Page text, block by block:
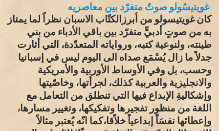
غويتيسُولو صوتٌ متفرّد بين معاصريه
كان غويتيسولو من أبرزالكتّاب الاسبان نظراً لما يمتاز
به من صوتٍ أدبيٍّ متفرّد بين باقي الأدباء من بني
طينته، ولنوعية كتبه، ورواياته المتعدّدة، التي أثارت
جدلاً ما زال يُسْمَع صداه الى اليوم ليس في إسبانيا
وحسب، بل وفي الأوساط الأوربية والأمريكية
والانجليزية والعربية كذلك، لجرأتها، وخاصّيتها
وإشكاليةِ الإبداع فيها التي تنطلق من التعامل مع
اللغة من منظور تفجيرها وتفكيكها، وتغيير مسارها،
وإعطائها نفسَاً إبداعياً خلاّقا،كما انّه يُعتبر مثالاً